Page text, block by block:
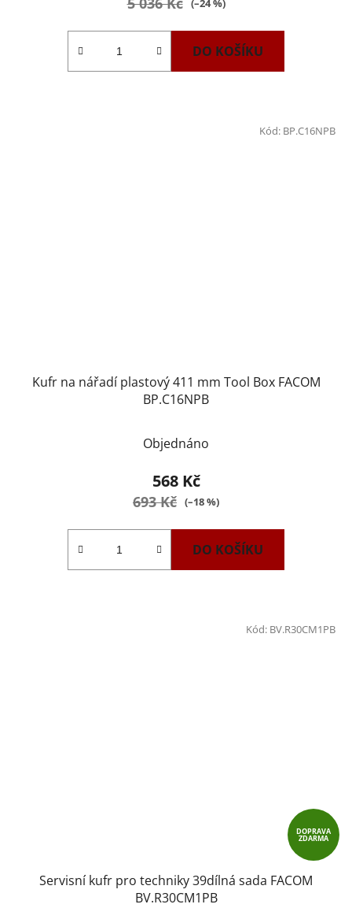
(–24 %)
DO KOŠÍKU
Kufr na nářadí plastový 411 mm Tool Box FACOM
BP.C16NPB
Objednáno
568 Kč
693 Kč (–18 %)
DO KOŠÍKU
Kód: BP.C16NPB
DOPRAVA
ZDARMA
Servisní kufr pro techniky 39dílná sada FACOM
BV.R30CM1PB
Kód: BV.R30CM1PB